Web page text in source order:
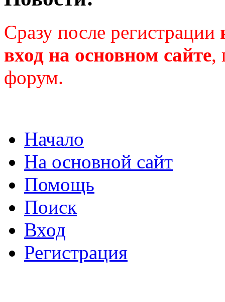
Сразу после регистрации
вход на основном сайте,
форум.
Начало
На основной сайт
Помощь
Поиск
Вход
Регистрация